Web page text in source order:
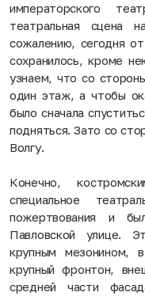
императорского
театральная сцена
сожалению, сегодня
сохранилось, кроме
узнаем, что со
один этаж, а чтобы
было сначала
подняться. Зато со
Волгу.
Конечно,
специальное
пожертвования и
Павловской улице.
крупным мезонином,
крупный фронтон,
средней части